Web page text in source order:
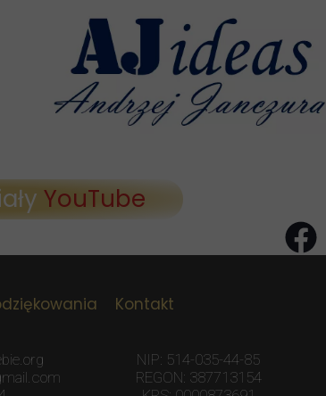
YouTube
NIP: 514-035-44-85
REGON: 387713154
Kontakt